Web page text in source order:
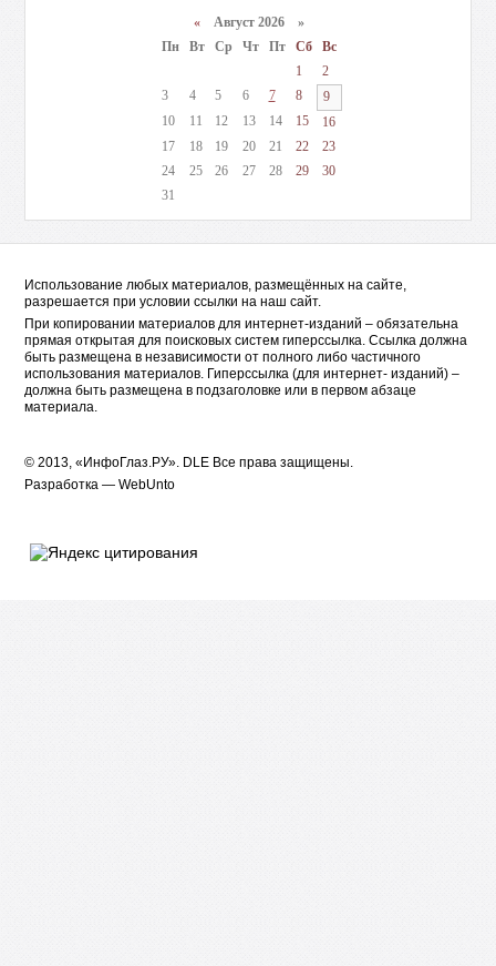
«Август 2026 »
Пн
Вт Ср Чт Пт Сб
Вс
1
2
3
4 5 6 7 8
9
10
11 12 13 14 15
16
17
18 19 20 21 22
23
24
25 26 27 28 29
30
31
Использование любых материалов, размещённых на сайте,
разрешается при условии ссылки на наш сайт.
При копировании материалов для интернет-изданий – обязательна
прямая открытая для поисковых систем гиперссылка. Ссылка должна
быть размещена в независимости от полного либо частичного
использования материалов. Гиперссылка (для интернет- изданий) –
должна быть размещена в подзаголовке или в первом абзаце
материала.
© 2013, «ИнфоГлаз.РУ». DLE Все права защищены.
Разработка —WebUnto